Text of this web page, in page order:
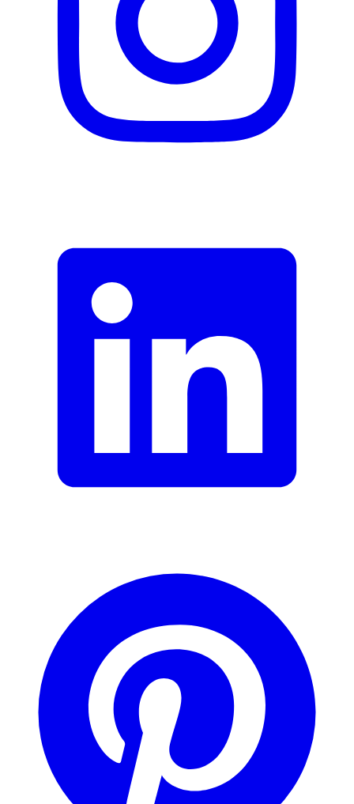
Beschreibung
E-Mail-Adresse (optional)
Formular schliessen
Falsche Daten melden